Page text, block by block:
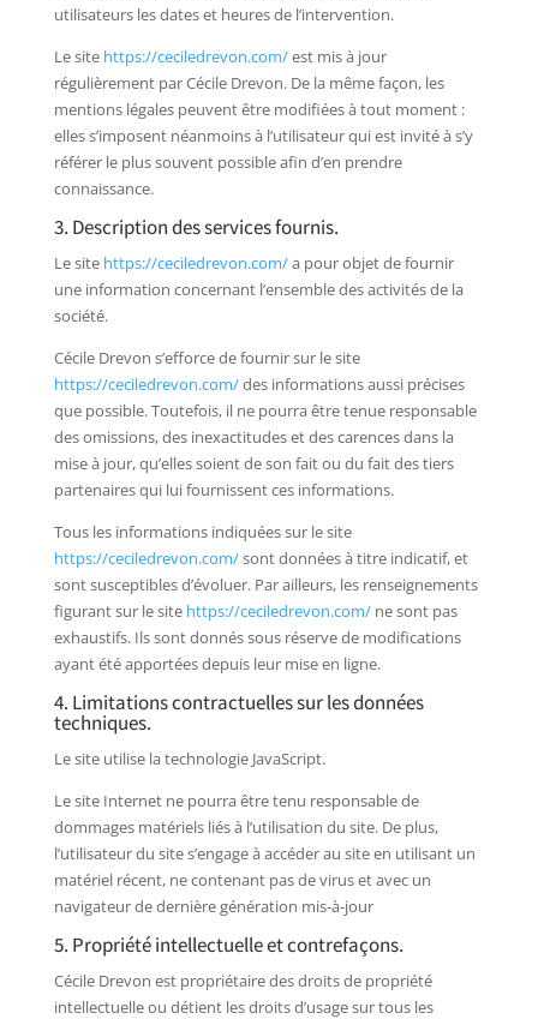
utilisateurs les dates et heures de l’intervention.
Le site https://ceciledrevon.com/est mis à jour
régulièrement par Cécile Drevon. De la même façon, les
mentions légales peuvent être modifiées à tout moment :
elles s’imposent néanmoins à l’utilisateur qui est invité à s’y
référer le plus souvent possible afin d’en prendre
connaissance.
3. Description des services fournis.
Le site https://ceciledrevon.com/a pour objet de fournir
une information concernant l’ensemble des activités de la
société.
Cécile Drevon s’efforce de fournir sur le site
https://ceciledrevon.com/des informations aussi précises
que possible. Toutefois, il ne pourra être tenue responsable
des omissions, des inexactitudes et des carences dans la
mise à jour, qu’elles soient de son fait ou du fait des tiers
partenaires qui lui fournissent ces informations.
Tous les informations indiquées sur le site
https://ceciledrevon.com/sont données à titre indicatif, et
sont susceptibles d’évoluer. Par ailleurs, les renseignements
figurant sur le site https://ceciledrevon.com/ne sont pas
exhaustifs. Ils sont donnés sous réserve de modifications
ayant été apportées depuis leur mise en ligne.
4. Limitations contractuelles sur les données
techniques.
Le site utilise la technologie JavaScript.
Le site Internet ne pourra être tenu responsable de
dommages matériels liés à l’utilisation du site. De plus,
l’utilisateur du site s’engage à accéder au site en utilisant un
matériel récent, ne contenant pas de virus et avec un
navigateur de dernière génération mis-à-jour
5. Propriété intellectuelle et contrefaçons.
Cécile Drevon est propriétaire des droits de propriété
intellectuelle ou détient les droits d’usage sur tous les